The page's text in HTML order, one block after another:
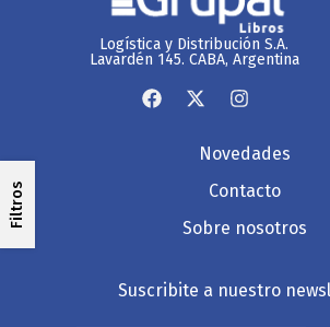
Filtros
Logística y Distribución S.A.
Lavardén 145. CABA, Argentina
Novedades
Contacto
Sobre nosotros
Suscribite a nuestro